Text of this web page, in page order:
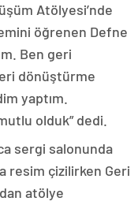
Atölyesi’nde
öğrenen Defne
Ben geri
dönüştürme
yaptım.
olduk” dedi.
sergi salonunda
resim çizilirken Geri
atölye